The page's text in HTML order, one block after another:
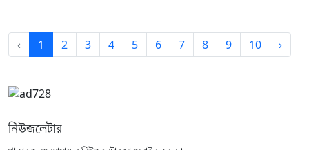
‹ 1 2 3 4 5 6 7 8 9 10 ›
নিউজলেটার